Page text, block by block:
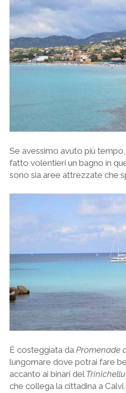
Se avessimo avuto più
fatto volentieri un bagno in
sono sia aree attrezzate che
È costeggiata da Promenade
lungomare dove potrai fare
accanto ai binari del Trinichellu
che collega la cittadina a Calvi.